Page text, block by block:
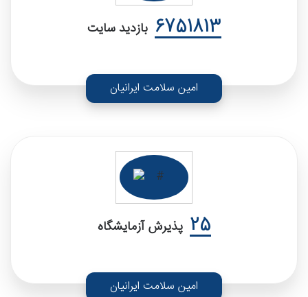
6751813 بازدید سایت
امین سلامت ایرانیان
25 پذیرش آزمایشگاه
امین سلامت ایرانیان